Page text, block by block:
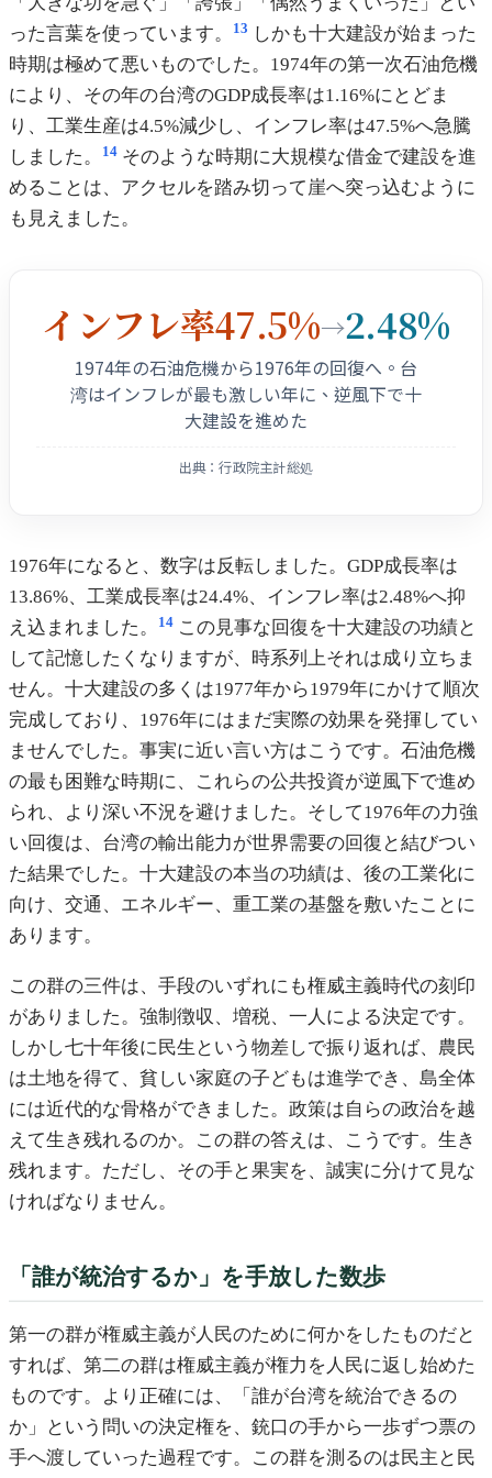
った言葉を使っています。
13 しかも十大建設が始まった
時期は極めて悪いものでした。1974年の第一次石油危機
により、その年の台湾のGDP成長率は1.16%にとどま
り、工業生産は4.5%減少し、インフレ率は47.5%へ急騰
しました。
14 そのような時期に大規模な借金で建設を進
めることは、アクセルを踏み切って崖へ突っ込むように
も見えました。
インフレ率47.5%→2.48%
1974年の石油危機から1976年の回復へ。台
湾はインフレが最も激しい年に、逆風下で十
大建設を進めた
出典：行政院主計総処
1976年になると、数字は反転しました。GDP成長率は
13.86%、工業成長率は24.4%、インフレ率は2.48%へ抑
え込まれました。
14 この見事な回復を十大建設の功績と
して記憶したくなりますが、時系列上それは成り立ちま
せん。十大建設の多くは1977年から1979年にかけて順次
完成しており、1976年にはまだ実際の効果を発揮してい
ませんでした。事実に近い言い方はこうです。石油危機
の最も困難な時期に、これらの公共投資が逆風下で進め
られ、より深い不況を避けました。そして1976年の力強
い回復は、台湾の輸出能力が世界需要の回復と結びつい
た結果でした。十大建設の本当の功績は、後の工業化に
向け、交通、エネルギー、重工業の基盤を敷いたことに
あります。
この群の三件は、手段のいずれにも権威主義時代の刻印
がありました。強制徴収、増税、一人による決定です。
しかし七十年後に民生という物差しで振り返れば、農民
は土地を得て、貧しい家庭の子どもは進学でき、島全体
には近代的な骨格ができました。政策は自らの政治を越
えて生き残れるのか。この群の答えは、こうです。生き
残れます。ただし、その手と果実を、誠実に分けて見な
ければなりません。
「誰が統治するか」を手放した数歩
第一の群が権威主義が人民のために何かをしたものだと
すれば、第二の群は権威主義が権力を人民に返し始めた
ものです。より正確には、「誰が台湾を統治できるの
か」という問いの決定権を、銃口の手から一歩ずつ票の
手へ渡していった過程です。この群を測るのは民主と民